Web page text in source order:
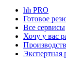
hh PRO
Готовое
Все сервисы
Хочу у вас
Экспертная